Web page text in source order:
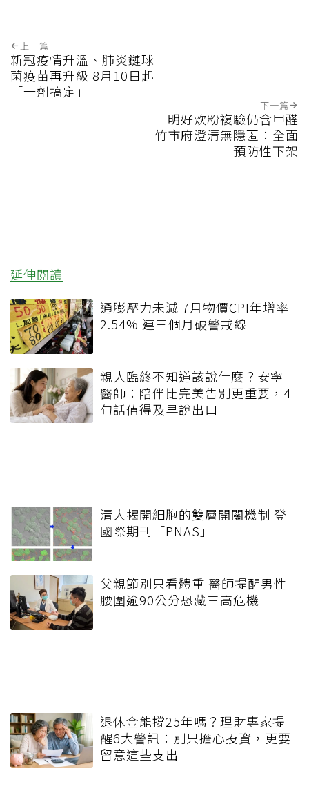
上一篇
新冠疫情升溫、肺炎鏈球
菌疫苗再升級 8月10日起
「一劑搞定」
下一篇
明好炊粉複驗仍含甲醛
竹市府澄清無隱匿：全面
預防性下架
延伸閱讀
通膨壓力未減 7月物價CPI年增率
2.54% 連三個月破警戒線
親人臨終不知道該說什麼？安寧
醫師：陪伴比完美告別更重要，4
句話值得及早說出口
清大揭開細胞的雙層開關機制 登
國際期刊「PNAS」
父親節別只看體重 醫師提醒男性
腰圍逾90公分恐藏三高危機
退休金能撐25年嗎？理財專家提
醒6大警訊：別只擔心投資，更要
留意這些支出